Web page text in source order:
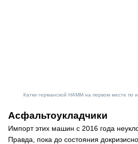
Катки германской HAMM на первом месте по
Асфальтоукладчики
Импорт этих машин с 2016 года
Правда, пока до состояния